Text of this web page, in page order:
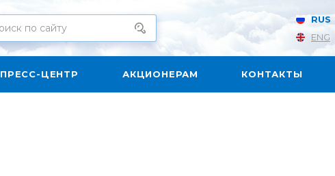
RUS
ENG
ПРЕСС-ЦЕНТР АКЦИОНЕРАМ КОНТАКТЫ